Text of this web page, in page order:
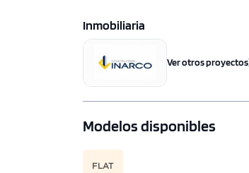
Inmobiliaria
Ver otros proyectos
Modelos disponibles
FLAT